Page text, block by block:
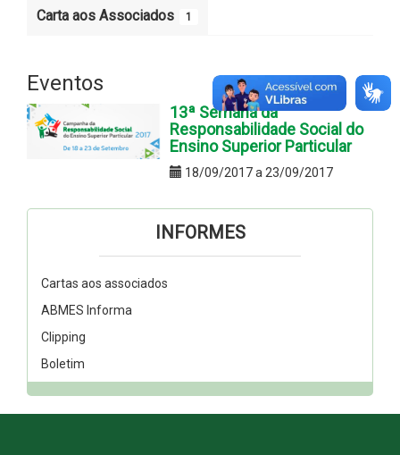
Carta aos Associados 1
Eventos
13ª Semana da
Responsabilidade Social do
Ensino Superior Particular
18/09/2017 a 23/09/2017
INFORMES
Cartas aos associados
ABMES Informa
Clipping
Boletim